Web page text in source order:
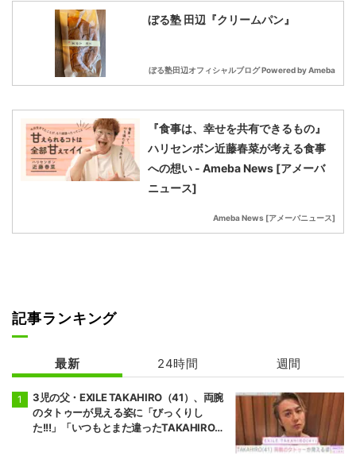
ぼる塾 田辺『クリームパン』
ぼる塾田辺オフィシャルブログ Powered by Ameba
『食事は、幸せを共有できるもの』
ハリセンボン近藤春菜が考える食事
への想い - Ameba News [アメーバ
ニュース]
Ameba News [アメーバニュース]
記事ランキング
最新 24時間 週間
3児の父・EXILE TAKAHIRO（41）、両腕
のタトゥーが見える姿に「びっくりし
た!!!」「いつもとまた違ったTAKAHIROさ